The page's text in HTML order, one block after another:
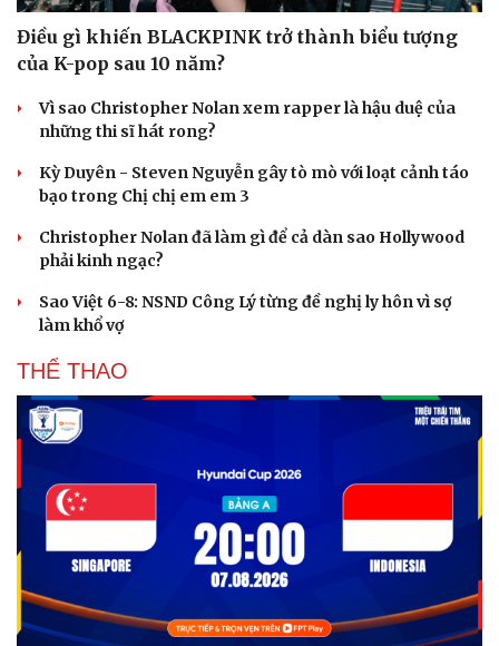
Điều gì khiến BLACKPINK trở thành biểu tượng
của K-pop sau 10 năm?
Vì sao Christopher Nolan xem rapper là hậu duệ của
những thi sĩ hát rong?
Kỳ Duyên - Steven Nguyễn gây tò mò với loạt cảnh táo
bạo trong Chị chị em em 3
Christopher Nolan đã làm gì để cả dàn sao Hollywood
phải kinh ngạc?
Sao Việt 6-8: NSND Công Lý từng đề nghị ly hôn vì sợ
làm khổ vợ
THỂ THAO